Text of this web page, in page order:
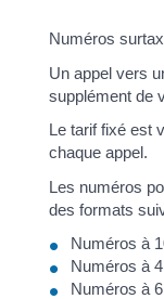
Numéros
Un appel vers
supplément de
Le tarif fixé est
chaque appel.
Les numéros
des formats
Numéros à
Numéros à
Numéros à